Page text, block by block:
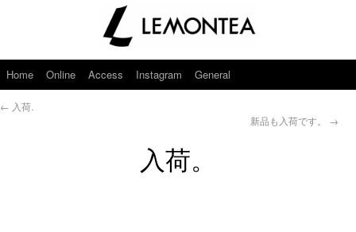
Home Online Access Instagram General
← 入荷.
新品も入荷です。 →
入荷。